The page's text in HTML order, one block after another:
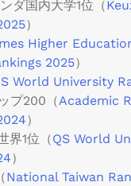
ダ国内大学1位（
）
Higher
2025）
World University
プ200（Academic
）
界1位（QS World
）
National Taiwan